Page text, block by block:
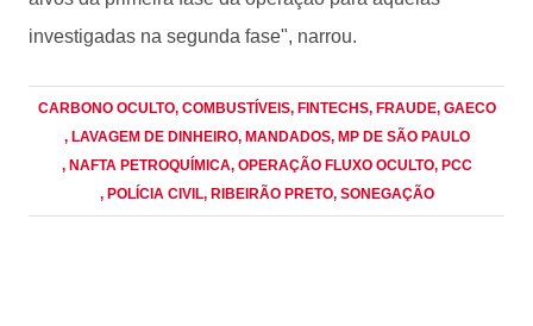
investigadas na segunda fase", narrou.
CARBONO OCULTO, COMBUSTÍVEIS, FINTECHS, FRAUDE, GAECO
, LAVAGEM DE DINHEIRO, MANDADOS, MP DE SÃO PAULO
, NAFTA PETROQUÍMICA, OPERAÇÃO FLUXO OCULTO, PCC
, POLÍCIA CIVIL, RIBEIRÃO PRETO, SONEGAÇÃO